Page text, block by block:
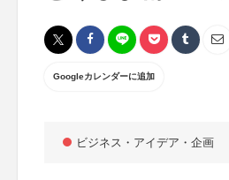
Googleカレンダーに追加
ビジネス・アイデア・企画